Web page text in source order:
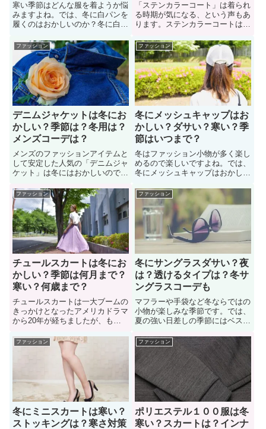
寒い季節はどんな服を着ようか悩
みますよね。では、冬に白パンを
履くのはおかしいのか？冬に白パ
か？冬のアウターに合わせられる
か？」悩む女性も多い。そこで、
冬に白パンを履く（コーディネー
ト）はおかしいのか？色々な人に
意見を聞いてみた。また、ここで
はコーディネート次方法も紹介。
「ステンカラーコート」は着られ
る時期が気になる、という声もあ
ります。ステンカラーコートは冬
コートを着たいけど「おかしい
か？ダサくないか？」悩んでいる
女性も多い。では、ステンカラー
コートは冬に着ることに関して、
色々な人に意見を聞いてみまし
た。また、コーディネートも紹
介。
ファッション
デニムジャケットは冬にお
かしい？季節は？冬用は？
メンズコーデは？
メンズのファッションアイテムと
して安定した人気の「デニムジャ
ケット」は冬にはおかしいのでし
ットをアウターとして着たいけど
「おかしくないか？寒くない
か？」悩んでいる男性も多い。こ
のページでは、冬でも着られるデ
ニムジャケットのコーディネート
方法などについて紹介していま
す。
ファッション
冬にメッシュキャップはお
かしい？ダサい？寒い？季
節はいつまで？
冬はファッション小物が多く楽し
めるので楽しいですよね。では、
冬にメッシュキャップはおかしい
プを活用したいけど「おかしくな
いか？寒いか？季節感ゼロか？」
悩んでいる女性や男性も多い。そ
こで「冬にメッシュキャップはお
かしいのか？」という疑問につい
て詳しく見ていこう
ファッション
チュールスカートは冬にお
かしい？季節は何月まで？
寒い？何歳まで？
チュールスカートは一大ブームの
きっかけとなったアメリカドラマ
から20年が経ちましたが、もは
して定番化。冬にチュールスカー
トを履きたいけど「おかしいの
か？寒いのか？」悩んでいる女性
も多い。ふんわりとしたシルエッ
トですが、冬に合わせるのはおか
しいでしょうか？コーデを紹介
ファッション
冬にサングラスダサい？夜
は？透けるタイプは？冬サ
ングラスコーデも
マフラーや手袋など冬ならではの
小物が楽しみな季節です。では、
夏の強い日差しの季節にはベスト
サングラスってダサいのか？冬に
サングラスをしたいけど、季節外
れでダサくないか？不安に思って
いる女性も多い。そこで、冬にサ
ングラスをかけるのはダサいの
か？色々な人に意見を聞いてみ
ファッション
冬にミニスカートは寒い？
ストッキングは？寒さ対策
ファッション
ポリエステル１００服は冬
寒い？スカートは？インナ